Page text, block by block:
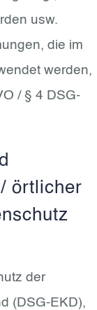
usw.
die im
werden,
/ § 4 DSG-
örtlicher
der
(DSG-EKD),